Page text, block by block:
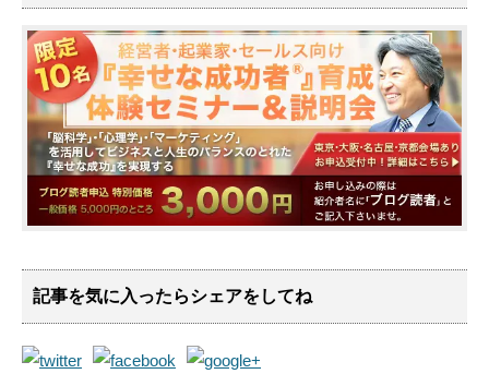
記事を気に入ったらシェアをしてね